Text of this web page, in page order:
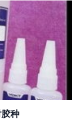
种